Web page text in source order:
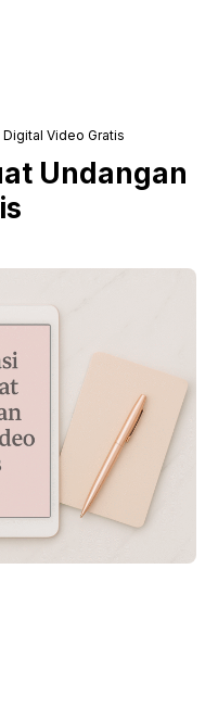
Video Gratis
Undangan